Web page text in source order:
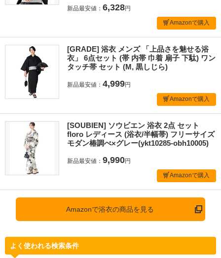
新品最安値： 6,328円
Amazonで購入
[GRADE] 浴衣 メンズ 「上品さを魅せる浴
衣」 6点セット (帯 内帯 巾着 扇子 下駄) ワン
タッチ帯 セット (M, 黒しじら)
新品最安値： 4,999円
Amazonで購入
[SOUBIEN] ソウビエン 浴衣 2点 セット
floro レディース (浴衣/半幅帯) フリーサイズ
モダン椿調べ×グレー(ykt10285-obh10005)
新品最安値： 9,990円
Amazonで購入
Amazonで浴衣の商品を見る
よく使われる検索条件